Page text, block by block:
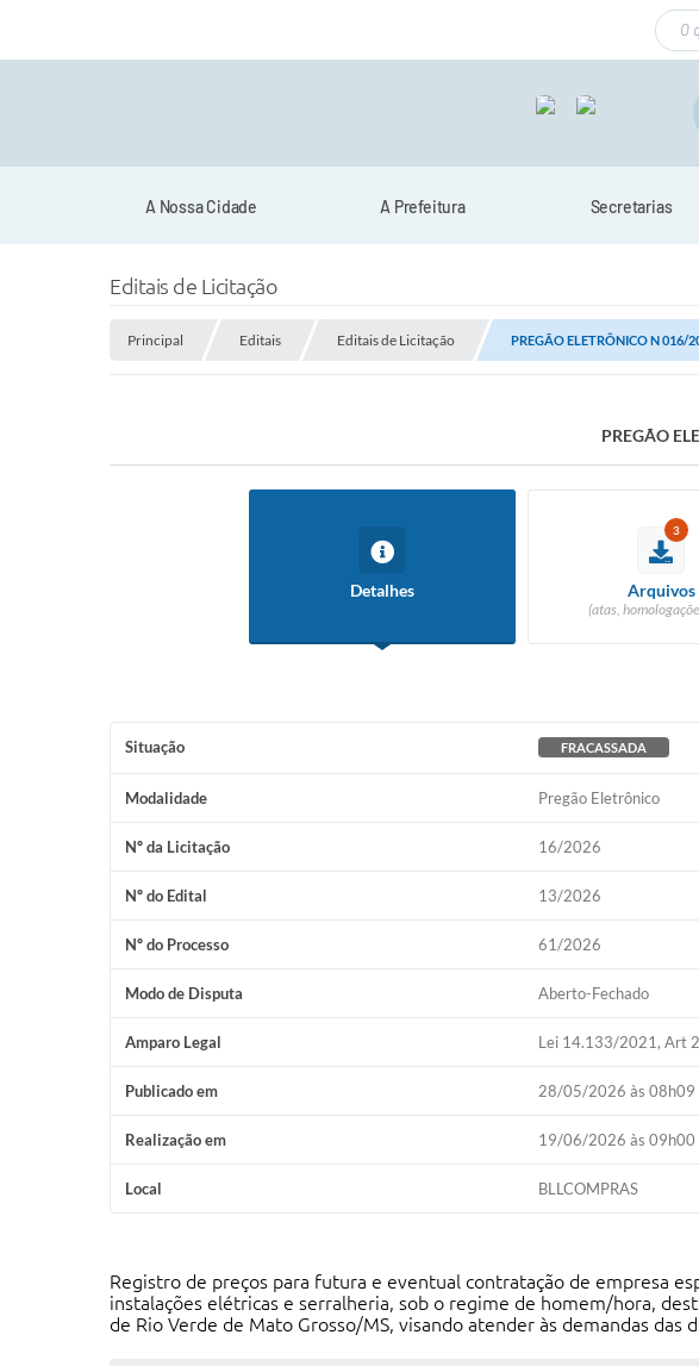
A Nossa Cidade A Prefeitura Secretarias
Editais de Licitação
Principal Editais Editais de Licitação PREGÃO ELETRÔNICO N 016/
PREGÃO
Detalhes
3
Arquivos
(atas,
Situação FRACASSADA
Modalidade Pregão Eletrônico
Nº da Licitação 16/2026
Nº do Edital 13/2026
Nº do Processo 61/2026
Modo de Disputa Aberto-Fechado
Amparo Legal Lei 14.133/2021, Art
Publicado em 28/05/2026 às 08h09
Realização em 19/06/2026 às 09h00
Local BLLCOMPRAS
Registro de preços para futura e eventual contratação de empresa
instalações elétricas e serralheria, sob o regime de homem/hora,
de Rio Verde de Mato Grosso/MS, visando atender às demandas das